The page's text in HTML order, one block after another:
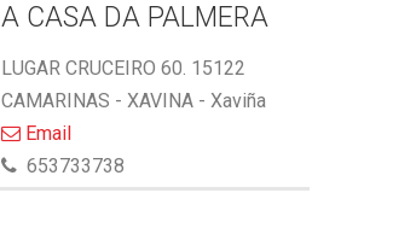
A CASA DA PALMERA
LUGAR CRUCEIRO 60. 15122
CAMARINAS - XAVINA - Xaviña
Email
653733738